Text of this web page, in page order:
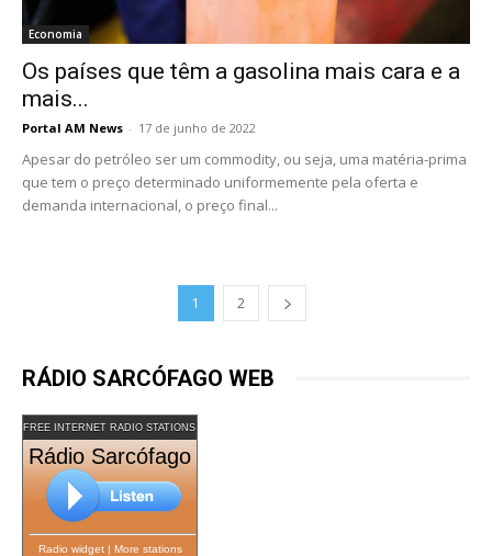
Economia
Os países que têm a gasolina mais cara e a
mais...
Portal AM News - 17 de junho de 2022
Apesar do petróleo ser um commodity, ou seja, uma matéria-prima
que tem o preço determinado uniformemente pela oferta e
demanda internacional, o preço final...
1 2
RÁDIO SARCÓFAGO WEB
FREE INTERNET RADIO STATIONS
Rádio Sarcófago
Radio widget| More stations